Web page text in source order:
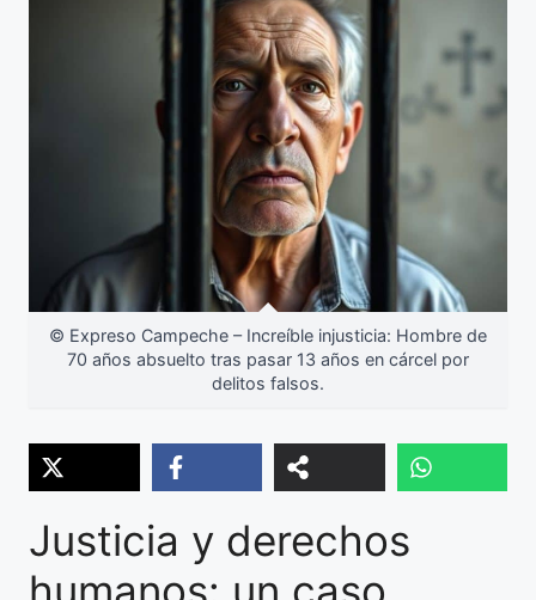
© Expreso Campeche – Increíble injusticia: Hombre de
70 años absuelto tras pasar 13 años en cárcel por
delitos falsos.
Justicia y derechos